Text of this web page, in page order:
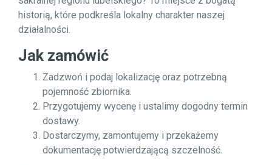
historią, które podkreśla lokalny charakter naszej
działalności.
Jak zamówić
Zadzwoń i podaj lokalizację oraz potrzebną
pojemność zbiornika.
Przygotujemy wycenę i ustalimy dogodny termin
dostawy.
Dostarczymy, zamontujemy i przekażemy
dokumentację potwierdzającą szczelność.